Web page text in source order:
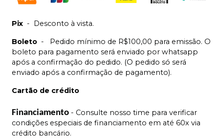
Pix - Desconto à vista.
Boleto -
Pedido mínimo de R$100,00 para emissão. O
boleto para pagamento será enviado por whatsapp
após a confirmação do pedido. (O pedido só será
enviado após a confirmação de pagamento).
Cartão de crédito
Financiamento - Consulte nosso time para verificar
condições especiais de financiamento em até 60x via
crédito bancário.